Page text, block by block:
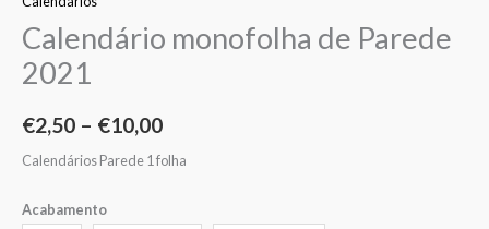
Calendário monofolha de Parede
2021
€2,50 – €10,00
Calendários Parede 1 folha
Acabamento